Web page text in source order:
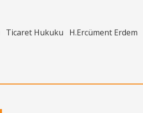
Ticaret Hukuku H.Ercüment Erdem